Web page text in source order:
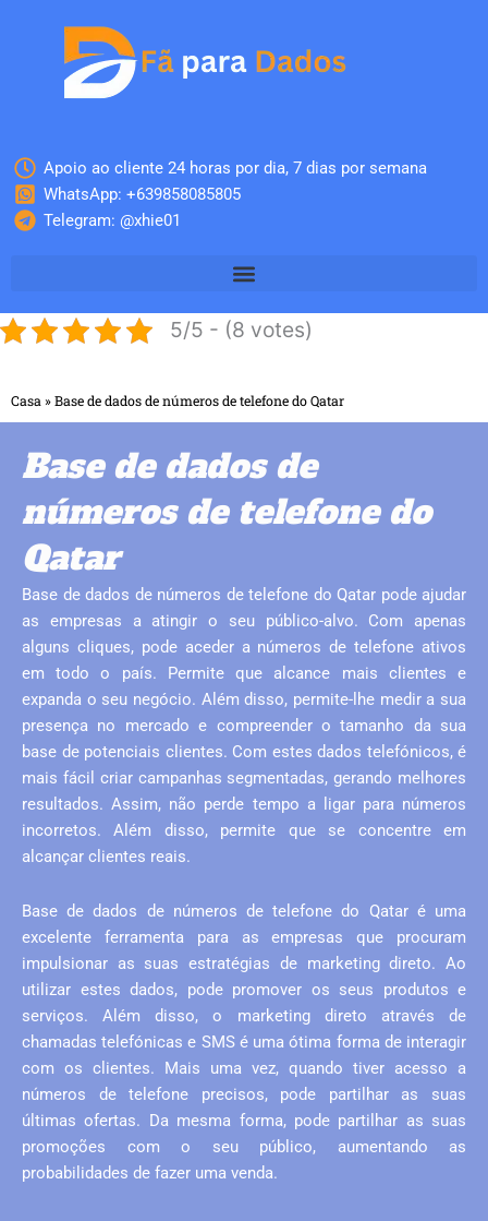
Apoio ao cliente 24 horas por dia, 7 dias por semana
WhatsApp: +639858085805
Telegram: @xhie01
5/5 - (8 votes)
Casa »Base de dados de números de telefone do Qatar
Base de dados de
números de telefone do
Qatar
Base de dados de números de telefone do Qatar pode ajudar
as empresas a atingir o seu público-alvo. Com apenas
alguns cliques, pode aceder a números de telefone ativos
em todo o país. Permite que alcance mais clientes e
expanda o seu negócio. Além disso, permite-lhe medir a sua
presença no mercado e compreender o tamanho da sua
base de potenciais clientes. Com estes dados telefónicos, é
mais fácil criar campanhas segmentadas, gerando melhores
resultados. Assim, não perde tempo a ligar para números
incorretos. Além disso, permite que se concentre em
alcançar clientes reais.
Base de dados de números de telefone do Qatar é uma
excelente ferramenta para as empresas que procuram
impulsionar as suas estratégias de marketing direto. Ao
utilizar estes dados, pode promover os seus produtos e
serviços. Além disso, o marketing direto através de
chamadas telefónicas e SMS é uma ótima forma de interagir
com os clientes. Mais uma vez, quando tiver acesso a
números de telefone precisos, pode partilhar as suas
últimas ofertas. Da mesma forma, pode partilhar as suas
promoções com o seu público, aumentando as
probabilidades de fazer uma venda.